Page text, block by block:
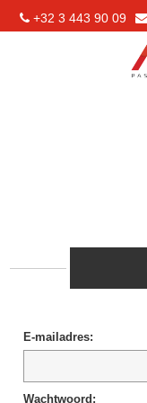
+32 3 443 90 09
E-mailadres:
Wachtwoord: